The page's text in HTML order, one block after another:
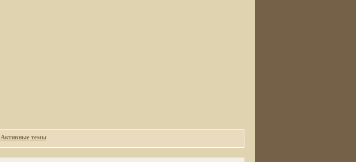
Активные темы